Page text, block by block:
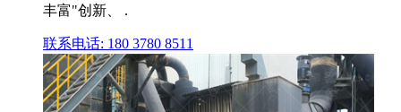
丰富"创新、 .
联系电话: 180 3780 8511